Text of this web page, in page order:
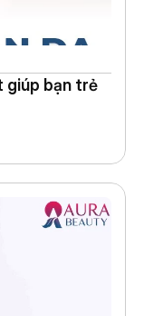
giúp bạn trẻ